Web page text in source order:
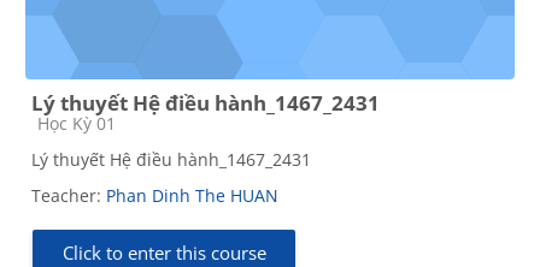
Lý thuyết Hệ điều hành_1467_2431
Course category
Học Kỳ 01
Lý thuyết Hệ điều hành_1467_2431
Teacher: Phan Dinh The HUAN
Click to enter this course